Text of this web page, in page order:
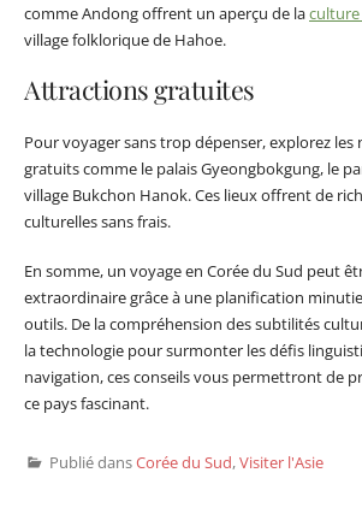
comme Andong offrent un aperçu de la
village folklorique de Hahoe.
Attractions gratuites
Pour voyager sans trop dépenser, explorez
gratuits comme le palais Gyeongbokgung, le
village Bukchon Hanok. Ces lieux offrent de
culturelles sans frais.
En somme, un voyage en Corée du Sud peut
extraordinaire grâce à une planification
outils. De la compréhension des subtilités
la technologie pour surmonter les défis
navigation, ces conseils vous permettront de
ce pays fascinant.
Publié dansCorée du Sud,Visiter l'Asie